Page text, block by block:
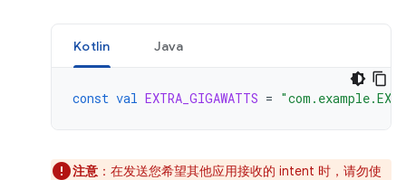
Kotlin Java
const val EXTRA_GIGAWATTS =
注意 ：在发送您希望其他应用接收的 intent 时，请勿使